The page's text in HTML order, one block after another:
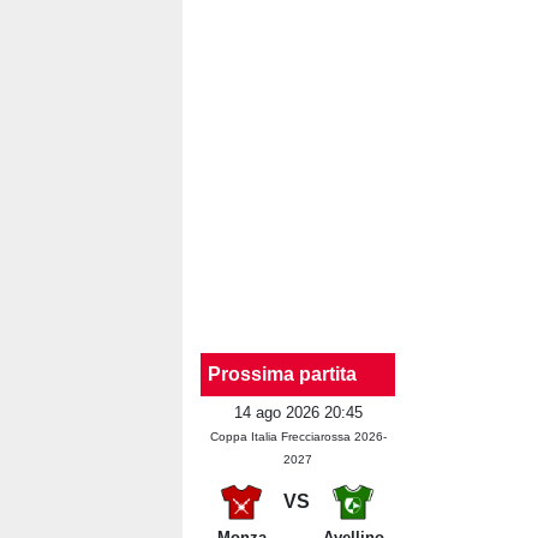
Prossima partita
14 ago 2026 20:45
Coppa Italia Frecciarossa 2026-
2027
VS